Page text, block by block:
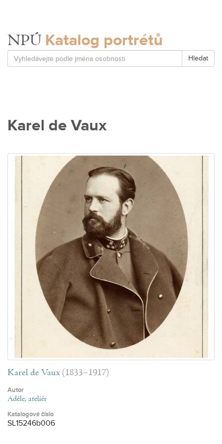
NPÚ Katalog portrétů
Hledat
Karel de Vaux
Karel de Vaux (1833–1917)
Autor
Adéle, ateliér
Katalogové číslo
SL15246b006